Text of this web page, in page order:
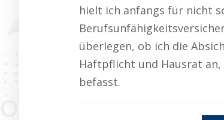
hielt ich anfangs für nicht
überlegen, ob ich die
Haftpflicht und Hausrat
befasst.